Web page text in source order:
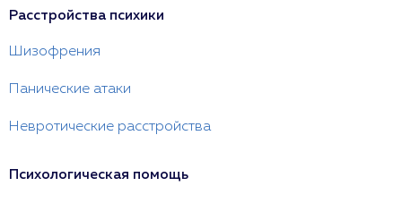
Расстройства психики
Шизофрения
Панические атаки
Невротические расстройства
Психологическая помощь